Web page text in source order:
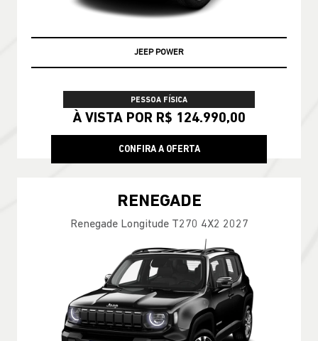
JEEP POWER
PESSOA FÍSICA
À VISTA POR R$ 124.990,00
CONFIRA A OFERTA
RENEGADE
Renegade Longitude T270 4X2 2027